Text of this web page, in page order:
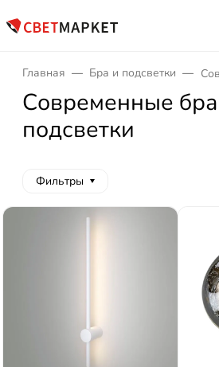
Главная Бра и подсветки
Современные
подсветки
Фильтры